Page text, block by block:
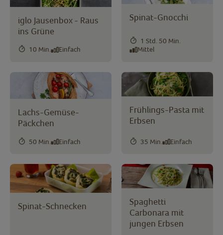
iglo Jausenbox - Raus
ins Grüne
10 Min. Einfach
Spinat-Gnocchi
1 Std. 50 Min.
Mittel
Lachs-Gemüse-
Päckchen
50 Min. Einfach
Frühlings-Pasta mit
Erbsen
35 Min. Einfach
Spinat-Schnecken
Spaghetti
Carbonara mit
jungen Erbsen